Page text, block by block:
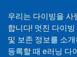
우리는 다이빙을 사
합니다! 멋진 다이
및 보존 정보를 소
등록할 때 e러닝 다